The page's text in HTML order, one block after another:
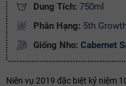
Dung Tích: 750ml
Phân Hạng: 5th
Giống Nho: Cabernet
Niên vụ 2019 đặc biệt kỷ niệm